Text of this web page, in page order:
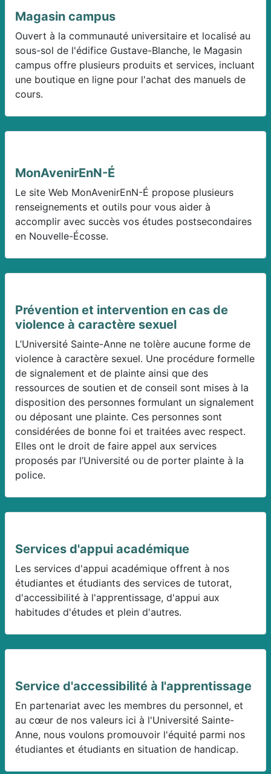
Magasin campus
Ouvert à la communauté universitaire et localisé au
sous-sol de l'édifice Gustave-Blanche, le Magasin
campus offre plusieurs produits et services, incluant
une boutique en ligne pour l'achat des manuels de
cours.
MonAvenirEnN-É
Le site Web MonAvenirEnN-É propose plusieurs
renseignements et outils pour vous aider à
accomplir avec succès vos études postsecondaires
en Nouvelle-Écosse.
Prévention et intervention en cas de
violence à caractère sexuel
L’Université Sainte-Anne ne tolère aucune forme de
violence à caractère sexuel. Une procédure formelle
de signalement et de plainte ainsi que des
ressources de soutien et de conseil sont mises à la
disposition des personnes formulant un signalement
ou déposant une plainte. Ces personnes sont
considérées de bonne foi et traitées avec respect.
Elles ont le droit de faire appel aux services
proposés par l’Université ou de porter plainte à la
police.
Services d'appui académique
Les services d'appui académique offrent à nos
étudiantes et étudiants des services de tutorat,
d'accessibilité à l'apprentissage, d'appui aux
habitudes d'études et plein d'autres.
Service d'accessibilité à l'apprentissage
En partenariat avec les membres du personnel, et
au cœur de nos valeurs ici à l'Université Sainte-
Anne, nous voulons promouvoir l'équité parmi nos
étudiantes et étudiants en situation de handicap.